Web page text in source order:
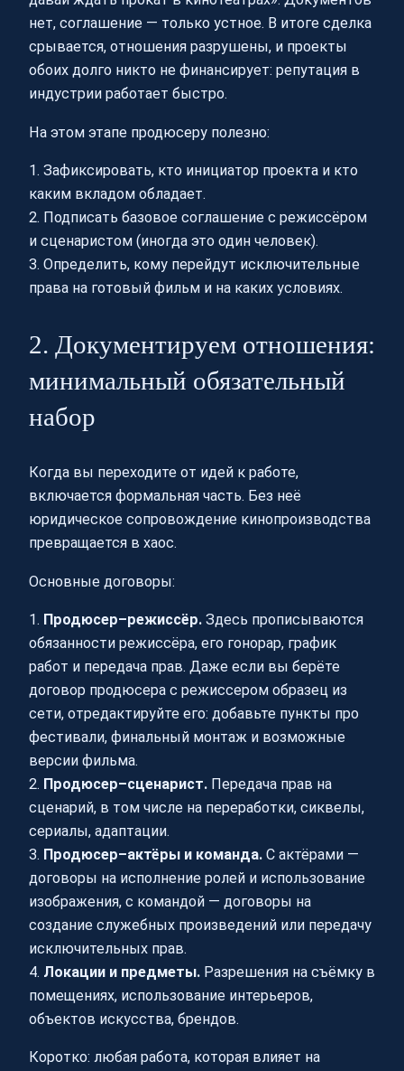
нет, соглашение — только устное. В итоге сделка
срывается, отношения разрушены, и проекты
обоих долго никто не финансирует: репутация в
индустрии работает быстро.
На этом этапе продюсеру полезно:
1. Зафиксировать, кто инициатор проекта и кто
каким вкладом обладает.
2. Подписать базовое соглашение с режиссёром
и сценаристом (иногда это один человек).
3. Определить, кому перейдут исключительные
права на готовый фильм и на каких условиях.
2. Документируем отношения:
минимальный обязательный
набор
Когда вы переходите от идей к работе,
включается формальная часть. Без неё
юридическое сопровождение кинопроизводства
превращается в хаос.
Основные договоры:
1. Продюсер–режиссёр. Здесь прописываются
обязанности режиссёра, его гонорар, график
работ и передача прав. Даже если вы берёте
договор продюсера с режиссером образец из
сети, отредактируйте его: добавьте пункты про
фестивали, финальный монтаж и возможные
версии фильма.
2. Продюсер–сценарист. Передача прав на
сценарий, в том числе на переработки, сиквелы,
сериалы, адаптации.
3. Продюсер–актёры и команда. С актёрами —
договоры на исполнение ролей и использование
изображения, с командой — договоры на
создание служебных произведений или передачу
исключительных прав.
4. Локации и предметы. Разрешения на съёмку в
помещениях, использование интерьеров,
объектов искусства, брендов.
Коротко: любая работа, которая влияет на